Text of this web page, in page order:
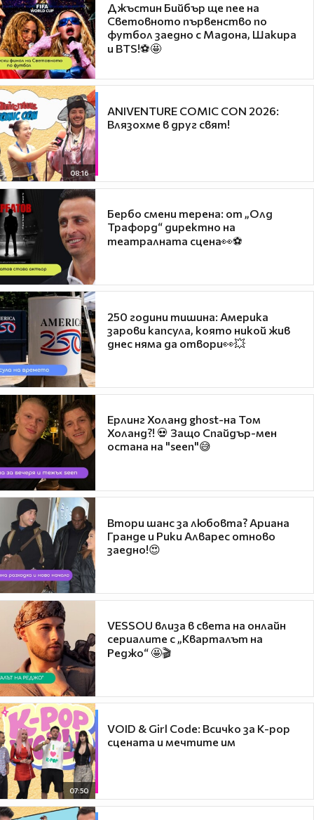
Джъстин Бийбър ще пее на
Световното първенство по
футбол заедно с Мадона, Шакира
и BTS!⚽🤩
08:16
ANIVENTURE COMIC CON 2026:
Влязохме в друг свят!
Бербо смени терена: от „Олд
Трафорд“ директно на
театралната сцена👀⚽
250 години тишина: Америка
зарови капсула, която никой жив
днес няма да отвори👀💥
Ерлинг Холанд ghost-на Том
Холанд?! 💀 Защо Спайдър-мен
остана на "seen"😅
Втори шанс за любовта? Ариана
Гранде и Рики Алварес отново
заедно!😍
VESSOU влиза в света на онлайн
сериалите с „Кварталът на
Реджо“ 🤩🎬
07:50
VOID & Girl Code: Всичко за K-pop
сцената и мечтите им